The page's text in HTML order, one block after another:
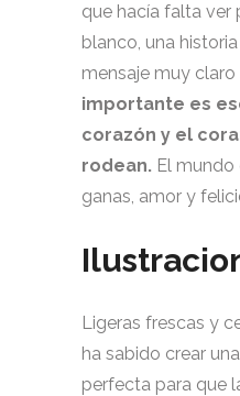
que hacía falta ver
blanco, una
mensaje muy claro
importante es
corazón y el
rodean. El mundo
ganas, amor y
Ligeras frescas y
ha sabido crear
perfecta para que